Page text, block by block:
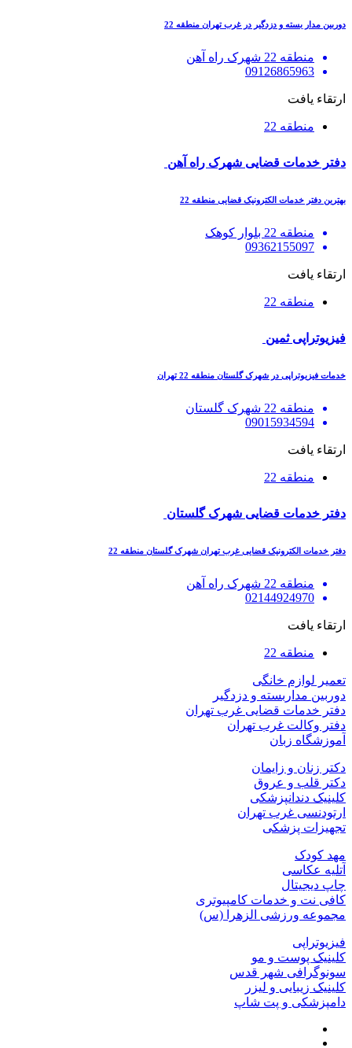
دوربین مدار بسته و دزدگیر در غرب تهران منطقه 22
منطقه 22 شهرک راه آهن
09126865963
ارتقاء یافت
منطقه 22
دفتر خدمات قضایی شهرک راه آهن
بهترین دفتر خدمات الکترونیک قضایی منطقه 22
منطقه 22 بلوار کوهک
09362155097
ارتقاء یافت
منطقه 22
فیزیوتراپی ثمین
خدمات فیزیوتراپی در شهرک گلستان منطقه 22 تهران
منطقه 22 شهرک گلستان
09015934594
ارتقاء یافت
منطقه 22
دفتر خدمات قضایی شهرک گلستان
دفتر خدمات الکترونیک قضایی غرب تهران شهرک گلستان منطقه 22
منطقه 22 شهرک راه آهن
02144924970
ارتقاء یافت
منطقه 22
تعمیر لوازم خانگی
دوربین مداربسته و دزدگیر
دفتر خدمات قضایی غرب تهران
دفتر وکالت غرب تهران
آموزشگاه زبان
دکتر زنان و زایمان
دکتر قلب و عروق
کلینیک دندانپزشکی
ارتودنسی غرب تهران
تجهیزات پزشکی
مهد کودک
آتلیه عکاسی
چاپ دیجیتال
کافی نت و خدمات کامپیوتری
مجموعه ورزشی الزهرا (س)
فیزیوتراپی
کلینیک پوست و مو
سونوگرافی شهر قدس
کلینیک زیبایی و لیزر
دامپزشکی و پت شاپ